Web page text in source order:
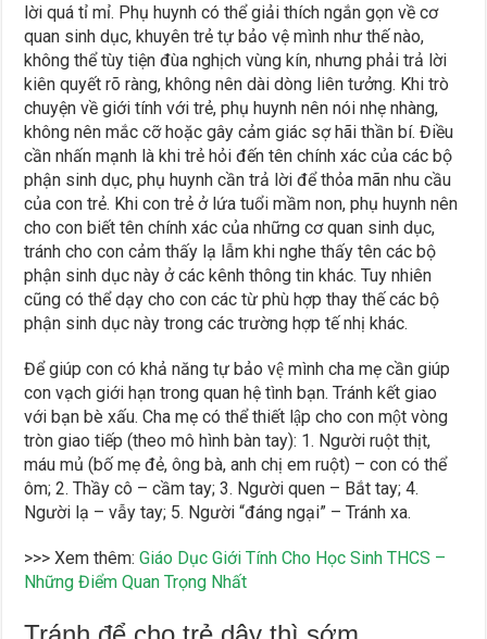
lời quá tỉ mỉ. Phụ huynh có thể giải thích ngắn gọn về cơ
quan sinh dục, khuyên trẻ tự bảo vệ mình như thế nào,
không thể tùy tiện đùa nghịch vùng kín, nhưng phải trả lời
kiên quyết rõ ràng, không nên dài dòng liên tưởng. Khi trò
chuyện về giới tính với trẻ, phụ huynh nên nói nhẹ nhàng,
không nên mắc cỡ hoặc gây cảm giác sợ hãi thần bí. Điều
cần nhấn mạnh là khi trẻ hỏi đến tên chính xác của các bộ
phận sinh dục, phụ huynh cần trả lời để thỏa mãn nhu cầu
của con trẻ. Khi con trẻ ở lứa tuổi mầm non, phụ huynh nên
cho con biết tên chính xác của những cơ quan sinh dục,
tránh cho con cảm thấy lạ lẫm khi nghe thấy tên các bộ
phận sinh dục này ở các kênh thông tin khác. Tuy nhiên
cũng có thể dạy cho con các từ phù hợp thay thế các bộ
phận sinh dục này trong các trường hợp tế nhị khác.
Để giúp con có khả năng tự bảo vệ mình cha mẹ cần giúp
con vạch giới hạn trong quan hệ tình bạn. Tránh kết giao
với bạn bè xấu. Cha mẹ có thể thiết lập cho con một vòng
tròn giao tiếp (theo mô hình bàn tay): 1. Người ruột thịt,
máu mủ (bố mẹ đẻ, ông bà, anh chị em ruột) – con có thể
ôm; 2. Thầy cô – cầm tay; 3. Người quen – Bắt tay; 4.
Người lạ – vẫy tay; 5. Người “đáng ngại” – Tránh xa.
>>> Xem thêm:Giáo Dục Giới Tính Cho Học Sinh THCS –
Những Điểm Quan Trọng Nhất